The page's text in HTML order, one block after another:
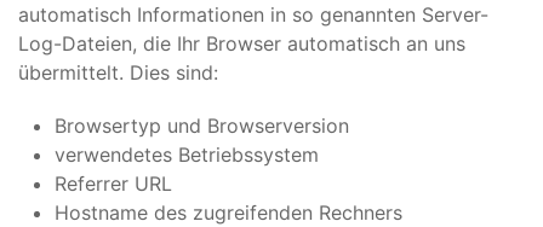
automatisch Informationen in so genannten Server-
Log-Dateien, die Ihr Browser automatisch an uns
übermittelt. Dies sind:
Browsertyp und Browserversion
verwendetes Betriebssystem
Referrer URL
Hostname des zugreifenden Rechners